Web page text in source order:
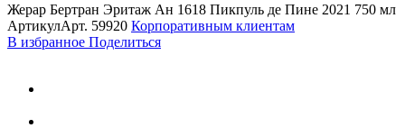
Жерар Бертран Эритаж Ан 1618 Пикпуль де Пине 2021 750 мл
АртикулАрт. 59920 Корпоративным клиентам
В избранное Поделиться